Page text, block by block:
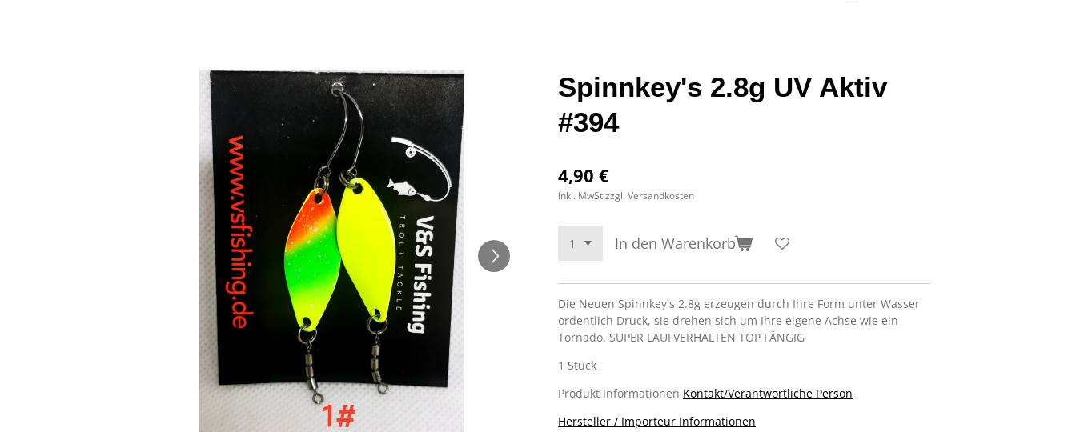
Spinnkey's 2.8g UV Aktiv
#394
4,90 €
inkl. MwSt zzgl. Versandkosten
In den Warenkorb
Die Neuen Spinnkey's 2.8g erzeugen durch Ihre Form unter Wasser
ordentlich Druck, sie drehen sich um Ihre eigene Achse wie ein
Tornado. SUPER LAUFVERHALTEN TOP FÄNGIG
1 Stück
Produkt Informationen Kontakt/Verantwortliche Person
Hersteller / Importeur Informationen